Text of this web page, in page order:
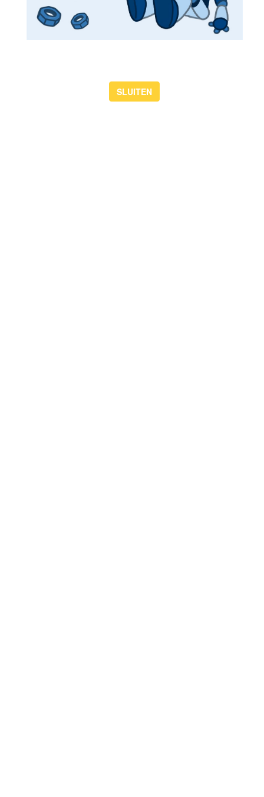
ballet workshops. Inschrijven kan voor €12,50 per les via het
formulier hieronder.
lees meer
SLUITEN